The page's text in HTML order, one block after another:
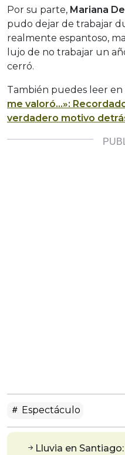
Por su parte, Mariana
pudo dejar de trabajar
realmente espantoso,
lujo de no trabajar un
cerró.
También puedes leer en
me valoró…»:
verdadero motivo
Espectáculo
Lluvia en